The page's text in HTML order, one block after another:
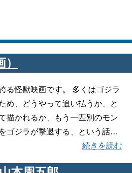
る怪獣映画です。 多くはゴジラ
め、どうやって追い払うか、と
描かれるか、もう一匹別のモン
ゴジラが撃退する、という話…
続きを読む